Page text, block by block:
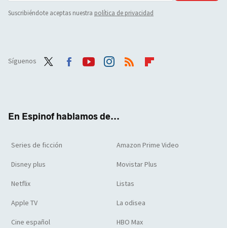
Suscribiéndote aceptas nuestra política de privacidad
Síguenos
En Espinof hablamos de...
Series de ficción Amazon Prime Video
Disney plus Movistar Plus
Netflix Listas
Apple TV La odisea
Cine español HBO Max